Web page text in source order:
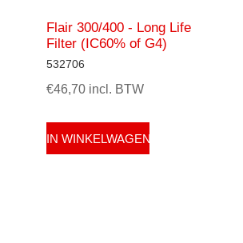
Flair 300/400 - Long Life
Filter (IC60% of G4)
532706
€46,70 incl. BTW